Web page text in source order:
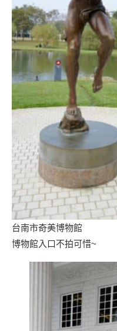
台南市奇美博物館
博物館入口不拍可惜~